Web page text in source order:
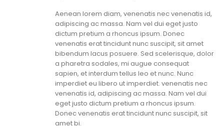
Aenean lorem diam, venenatis nec venenatis id,
adipiscing ac massa. Nam vel dui eget justo
dictum pretium a rhoncus ipsum. Donec
venenatis erat tincidunt nunc suscipit, sit amet
bibendum lacus posuere. Sed scelerisque, dolor
a pharetra sodales, mi augue consequat
sapien, et interdum tellus leo et nunc. Nunc
imperdiet eu libero ut imperdiet. venenatis nec
venenatis id, adipiscing ac massa. Nam vel dui
eget justo dictum pretium a rhoncus ipsum.
Donec venenatis erat tincidunt nunc suscipit, sit
amet bi.